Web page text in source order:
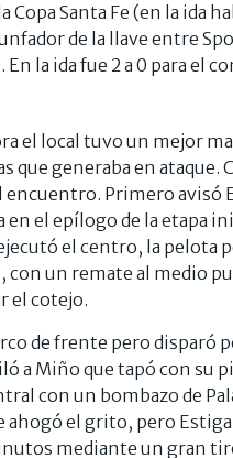
Copa Santa Fe (en la ida
de la llave entre
la ida fue 2 a 0 para el
el local tuvo un mejor
que generaba en
Primero avisó
en el epílogo de la etapa
el centro, la pelota
con un remate al medio
el cotejo.
de frente pero
a Miño que tapó con su
con un bombazo de
el grito, pero
mediante un gran